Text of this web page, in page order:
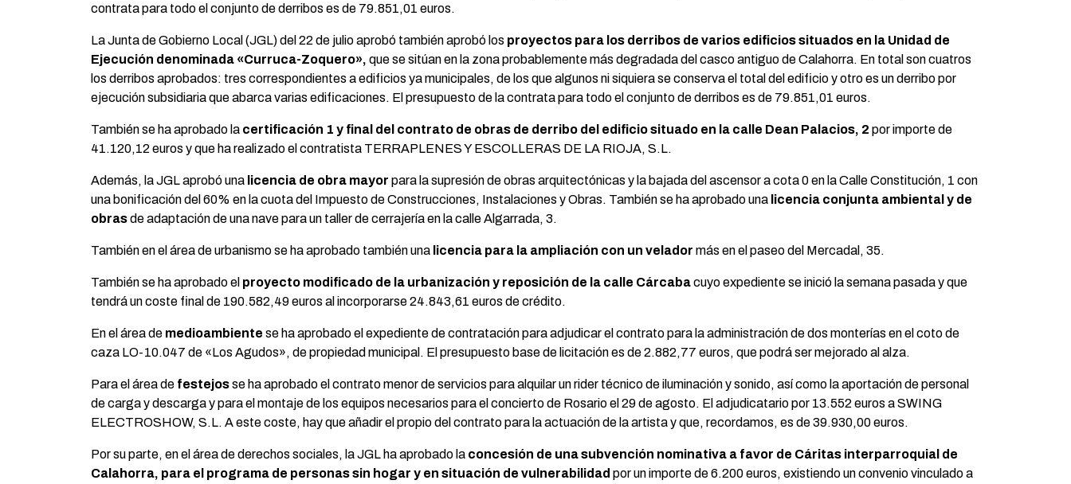
contrata para todo el conjunto de derribos es de 79.851,01 euros.
La Junta de Gobierno Local (JGL) del 22 de julio aprobó también aprobó los proyectos para los derribos de varios edificios situados en la Unidad de
Ejecución denominada «Curruca-Zoquero», que se sitúan en la zona probablemente más degradada del casco antiguo de Calahorra. En total son cuatros
los derribos aprobados: tres correspondientes a edificios ya municipales, de los que algunos ni siquiera se conserva el total del edificio y otro es un derribo por
ejecución subsidiaria que abarca varias edificaciones. El presupuesto de la contrata para todo el conjunto de derribos es de 79.851,01 euros.
También se ha aprobado la certificación 1 y final del contrato de obras de derribo del edificio situado en la calle Dean Palacios, 2 por importe de
41.120,12 euros y que ha realizado el contratista TERRAPLENES Y ESCOLLERAS DE LA RIOJA, S.L.
Además, la JGL aprobó una licencia de obra mayor para la supresión de obras arquitectónicas y la bajada del ascensor a cota 0 en la Calle Constitución, 1 con
una bonificación del 60% en la cuota del Impuesto de Construcciones, Instalaciones y Obras. También se ha aprobado una licencia conjunta ambiental y de
obrasde adaptación de una nave para un taller de cerrajería en la calle Algarrada, 3.
También en el área de urbanismo se ha aprobado también una licencia para la ampliación con un velador más en el paseo del Mercadal, 35.
También se ha aprobado el proyecto modificado de la urbanización y reposición de la calle Cárcabacuyo expediente se inició la semana pasada y que
tendrá un coste final de 190.582,49 euros al incorporarse 24.843,61 euros de crédito.
En el área de medioambiente se ha aprobado el expediente de contratación para adjudicar el contrato para la administración de dos monterías en el coto de
caza LO-10.047 de «Los Agudos», de propiedad municipal. El presupuesto base de licitación es de 2.882,77 euros, que podrá ser mejorado al alza.
Para el área de festejosse ha aprobado el contrato menor de servicios para alquilar un rider técnico de iluminación y sonido, así como la aportación de personal
de carga y descarga y para el montaje de los equipos necesarios para el concierto de Rosario el 29 de agosto. El adjudicatario por 13.552 euros a SWING
ELECTROSHOW, S.L. A este coste, hay que añadir el propio del contrato para la actuación de la artista y que, recordamos, es de 39.930,00 euros.
Por su parte, en el área de derechos sociales, la JGL ha aprobado la concesión de una subvención nominativa a favor de Cáritas interparroquial de
Calahorra, para el programa de personas sin hogar y en situación de vulnerabilidad por un importe de 6.200 euros, existiendo un convenio vinculado a